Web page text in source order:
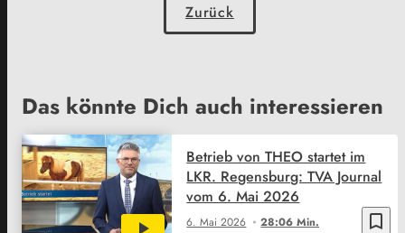
Zurück
Das könnte Dich auch interessieren
bookmark_border
6. Mai 2026 28:06 Min.
Betrieb von THEO startet im
LKR. Regensburg: TVA Journal
vom 6. Mai 2026